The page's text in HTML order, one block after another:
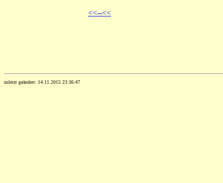
<<--<<
zuletzt geändert: 14.11.2015 23:36:47